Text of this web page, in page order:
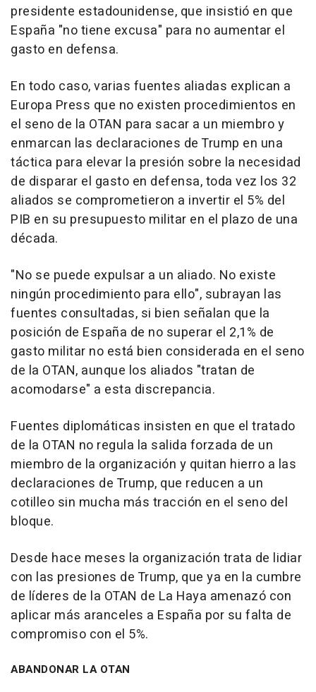
presidente estadounidense, que insistió en que
España "no tiene excusa" para no aumentar el
gasto en defensa.
En todo caso, varias fuentes aliadas explican a
Europa Press que no existen procedimientos en
el seno de la OTAN para sacar a un miembro y
enmarcan las declaraciones de Trump en una
táctica para elevar la presión sobre la necesidad
de disparar el gasto en defensa, toda vez los 32
aliados se comprometieron a invertir el 5% del
PIB en su presupuesto militar en el plazo de una
década.
"No se puede expulsar a un aliado. No existe
ningún procedimiento para ello", subrayan las
fuentes consultadas, si bien señalan que la
posición de España de no superar el 2,1% de
gasto militar no está bien considerada en el seno
de la OTAN, aunque los aliados "tratan de
acomodarse" a esta discrepancia.
Fuentes diplomáticas insisten en que el tratado
de la OTAN no regula la salida forzada de un
miembro de la organización y quitan hierro a las
declaraciones de Trump, que reducen a un
cotilleo sin mucha más tracción en el seno del
bloque.
Desde hace meses la organización trata de lidiar
con las presiones de Trump, que ya en la cumbre
de líderes de la OTAN de La Haya amenazó con
aplicar más aranceles a España por su falta de
compromiso con el 5%.
ABANDONAR LA OTAN